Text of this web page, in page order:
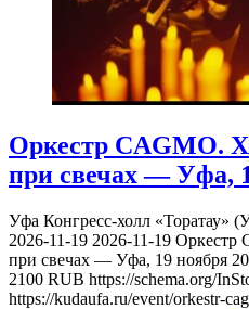
Оркестр CAGMO.
при свечах — Уфа,
Уфа Конгресс-холл «Торатау»
2026-11-19 2026-11-19 Оркестр
при свечах — Уфа, 19 ноября
2100 RUB https://schema.org/
https://kudaufa.ru/event/orkestr-